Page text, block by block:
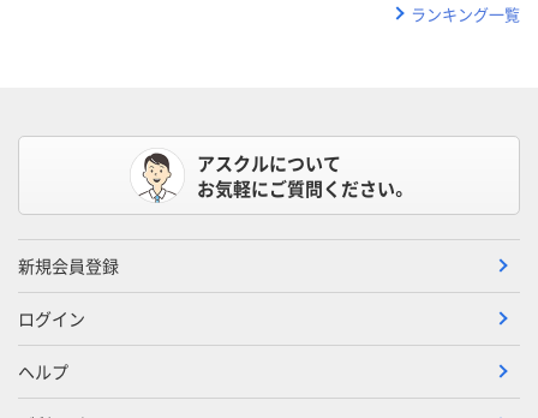
ランキング一覧
アスクルについて
お気軽にご質問ください。
新規会員登録
ログイン
ヘルプ